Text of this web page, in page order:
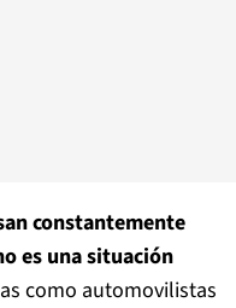
constantemente
es una situación
como automovilistas